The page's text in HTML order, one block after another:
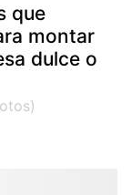
que
montar
dulce o